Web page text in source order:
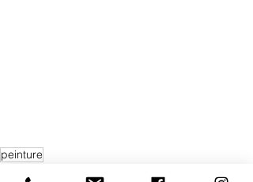
peinture
Chantier